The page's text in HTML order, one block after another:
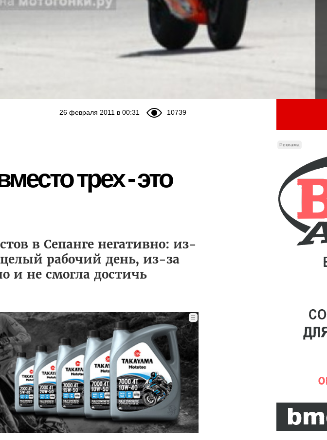
Реклама
10739
26 февраля 2011 в 00:31
трех - это
в Сепанге негативно: из-
рабочий день, из-за
и не смогла достичь
☰